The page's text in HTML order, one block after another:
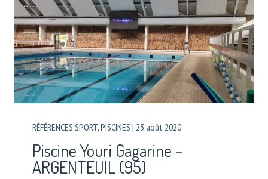
RÉFÉRENCES SPORT,PISCINES | 23 août 2020
Piscine Youri Gagarine –
ARGENTEUIL (95)